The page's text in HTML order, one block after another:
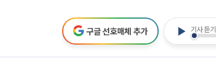
기사 듣기
구글 선호매체 추가